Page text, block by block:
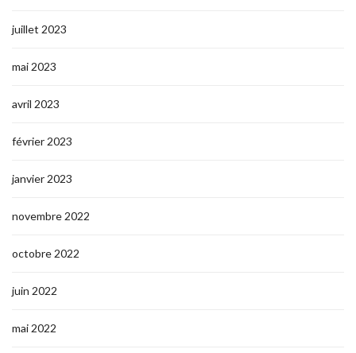
juillet 2023
mai 2023
avril 2023
février 2023
janvier 2023
novembre 2022
octobre 2022
juin 2022
mai 2022